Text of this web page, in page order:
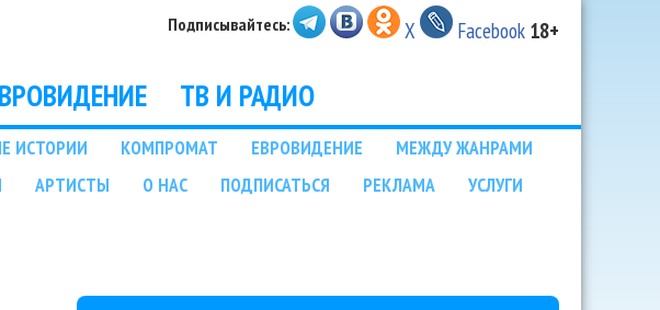
Подписывайтесь: X Facebook 18+
ТВ И РАДИО
ИСТОРИИ КОМПРОМАТ ЕВРОВИДЕНИЕ
МЕЖДУ ЖАНРАМИ
АРТИСТЫ О НАС ПОДПИСАТЬСЯ РЕКЛАМА
УСЛУГИ